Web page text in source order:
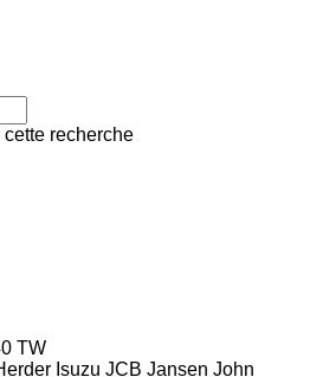
recherche
TW
Isuzu JCB Jansen John